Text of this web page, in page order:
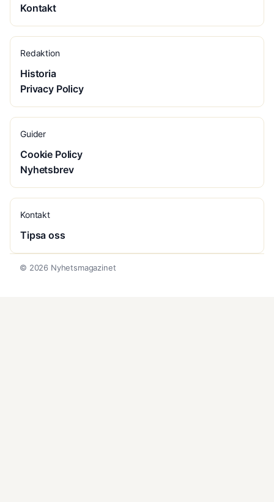
Kontakt
Redaktion
Historia
Privacy Policy
Guider
Cookie Policy
Nyhetsbrev
Kontakt
Tipsa oss
© 2026 Nyhetsmagazinet